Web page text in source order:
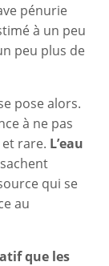
pénurie
à un peu
peu plus de
pose alors.
à ne pas
rare. L’eau
qui se
au
que les